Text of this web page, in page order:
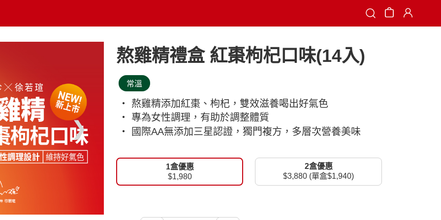
Search
❯
熬雞精禮盒 紅棗枸杞口味(14入)
常溫
‧ 熬雞精添加紅棗、枸杞，雙效滋養喝出好氣色
‧ 專為女性調理，有助於調整體質
‧ 國際AA無添加三星認證，獨門複方，多層次營養美味
1盒優惠
$1,980
2盒優惠
$3,880 (單盒$1,940)